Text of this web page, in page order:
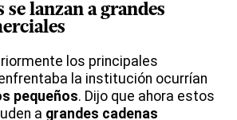
lanzan a grandes
los principales
la institución ocurrían
pequeños. Dijo que ahora estos
a grandes cadenas